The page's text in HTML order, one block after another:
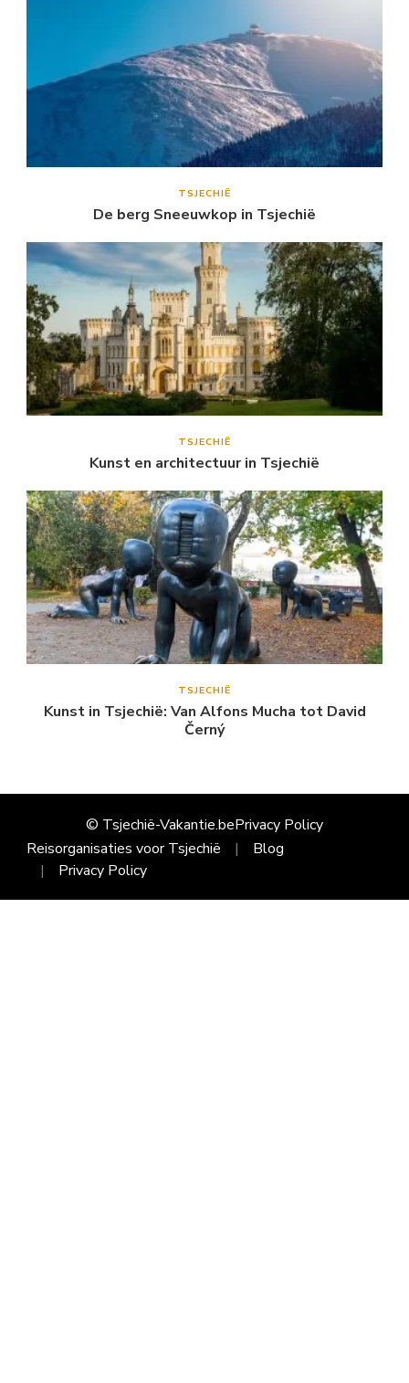
TSJECHIË
De berg Sneeuwkop in Tsjechië
TSJECHIË
Kunst en architectuur in Tsjechië
TSJECHIË
Kunst in Tsjechië: Van Alfons Mucha tot David
Černý
© Tsjechië-Vakantie.bePrivacy Policy
Reisorganisaties voor Tsjechië
Blog
Privacy Policy